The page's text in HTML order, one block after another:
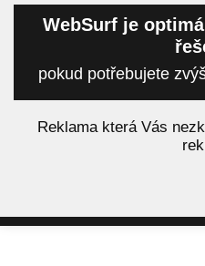
WebSurf je
pokud potřebujete
Reklama která Vás